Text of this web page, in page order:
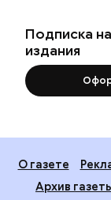
Подписка
издания
О газете
Архив